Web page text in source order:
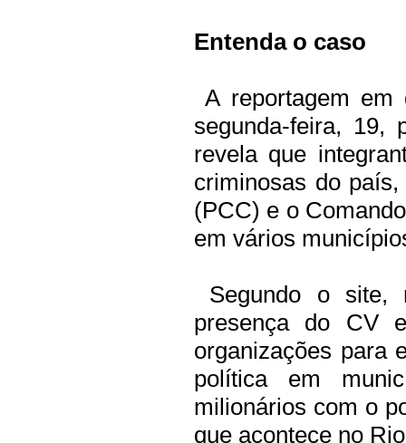
Entenda o caso
A reportagem em
segunda-feira, 19,
revela que
criminosas do
(PCC) e o
em vários
Segundo o site,
presença do CV
organizações para
política em
milionários com o
que acontece no